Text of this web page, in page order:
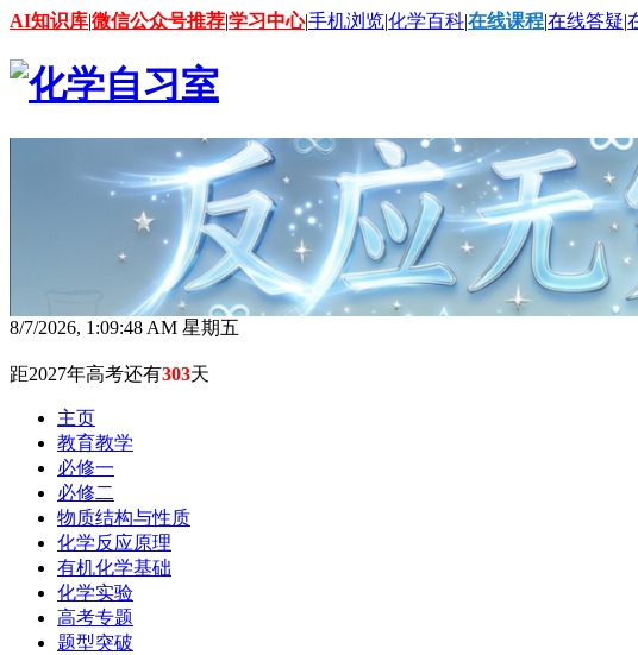
AI知识库|微信公众号推荐|学习中心|手机浏览|化学百科|在线课程|在线答疑|
8/7/2026, 1:09:48 AM 星期五
距2027年高考还有303天
主页
教育教学
必修一
必修二
物质结构与性质
化学反应原理
有机化学基础
化学实验
高考专题
题型突破